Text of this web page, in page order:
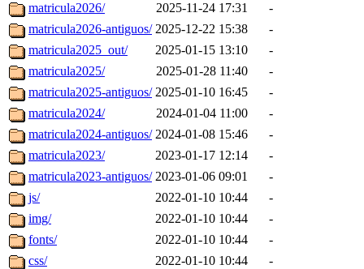
matricula2026/
2025-11-24 17:31
-
matricula2026-antiguos/ 2025-12-22 15:38
-
matricula2025_out/
2025-01-15 13:10
-
matricula2025/
2025-01-28 11:40
-
matricula2025-antiguos/ 2025-01-10 16:45
-
matricula2024/
2024-01-04 11:00
-
matricula2024-antiguos/ 2024-01-08 15:46
-
matricula2023/
2023-01-17 12:14
-
matricula2023-antiguos/ 2023-01-06 09:01
-
js/
2022-01-10 10:44
-
img/
2022-01-10 10:44
-
fonts/
2022-01-10 10:44
-
css/
2022-01-10 10:44
-